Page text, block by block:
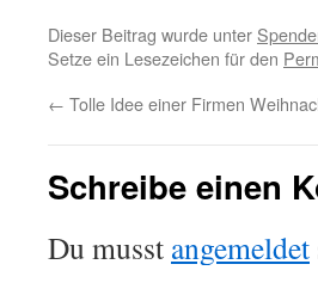
Dieser Beitrag wurde unter
Setze ein Lesezeichen für den
← Tolle Idee einer Firmen
Schreibe einen
Du musst angemeldet